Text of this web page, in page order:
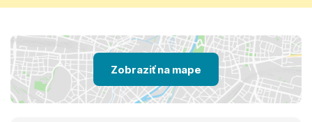
Zobraziť na mape